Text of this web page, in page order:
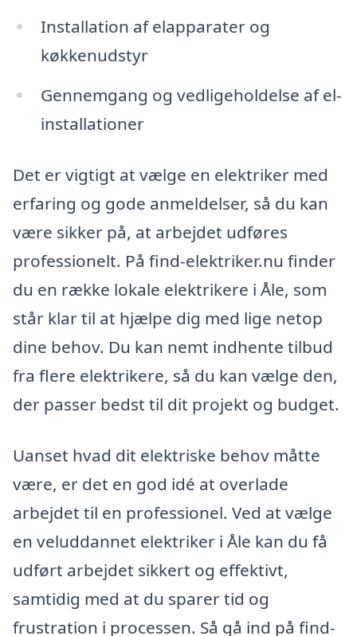
Installation af elapparater og
køkkenudstyr
Gennemgang og vedligeholdelse af el-
installationer
Det er vigtigt at vælge en elektriker med
erfaring og gode anmeldelser, så du kan
være sikker på, at arbejdet udføres
professionelt. På find-elektriker.nu finder
du en række lokale elektrikere i Åle, som
står klar til at hjælpe dig med lige netop
dine behov. Du kan nemt indhente tilbud
fra flere elektrikere, så du kan vælge den,
der passer bedst til dit projekt og budget.
Uanset hvad dit elektriske behov måtte
være, er det en god idé at overlade
arbejdet til en professionel. Ved at vælge
en veluddannet elektriker i Åle kan du få
udført arbejdet sikkert og effektivt,
samtidig med at du sparer tid og
frustration i processen. Så gå ind på find-